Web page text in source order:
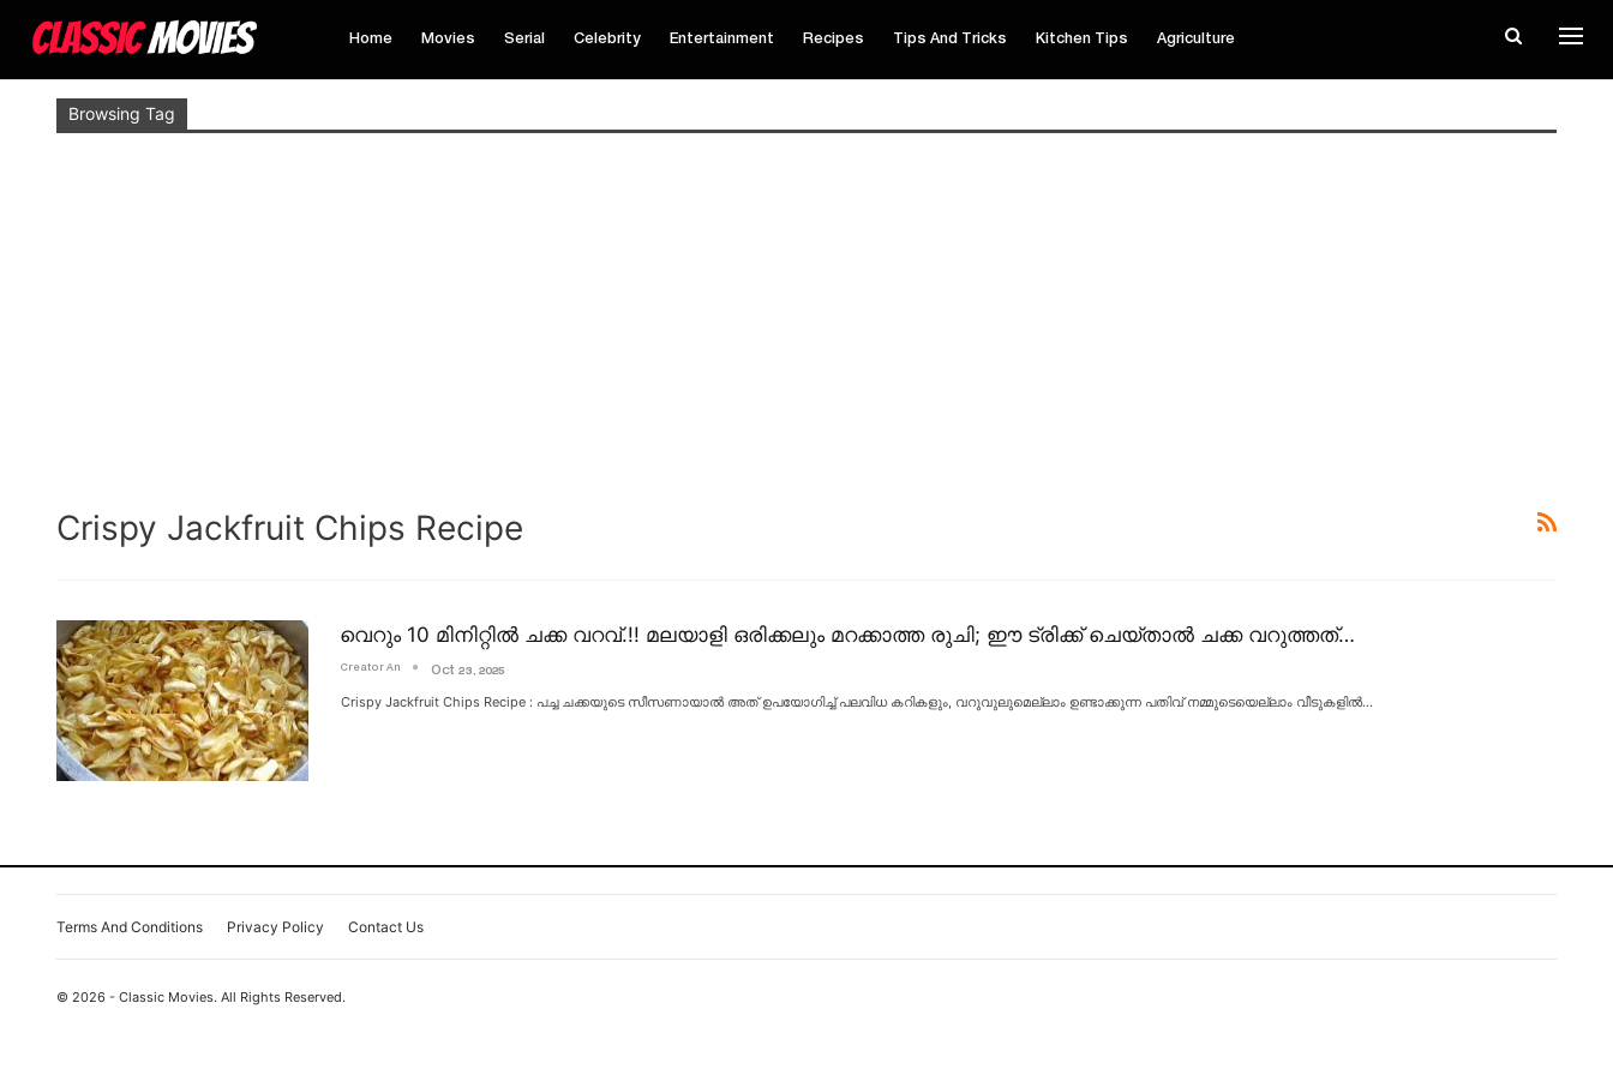
Home Movies Serial Celebrity Entertainment Recipes Tips And Tricks Kitchen Tips Agriculture
Browsing Tag
Crispy Jackfruit Chips Recipe
വെറും 10 മിനിറ്റിൽ ചക്ക വറവ്.!! മലയാളി ഒരിക്കലും മറക്കാത്ത രുചി; ഈ ട്രിക്ക് ചെയ്‌താൽ ചക്ക വറുത്തത്…
Creator An Oct 23, 2025
Crispy Jackfruit Chips Recipe : പച്ച ചക്കയുടെ സീസണായാൽ അത് ഉപയോഗിച്ച് പലവിധ കറികളും, വറുവുലുമെല്ലാം ഉണ്ടാക്കുന്ന പതിവ് നമ്മുടെയെല്ലാം വീടുകളിൽ…
Terms And Conditions Privacy Policy Contact Us
© 2026 - Classic Movies. All Rights Reserved.